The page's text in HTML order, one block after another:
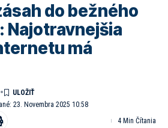
do bežného
má
23. Novembra 2025 10:58
4 Min Čítania